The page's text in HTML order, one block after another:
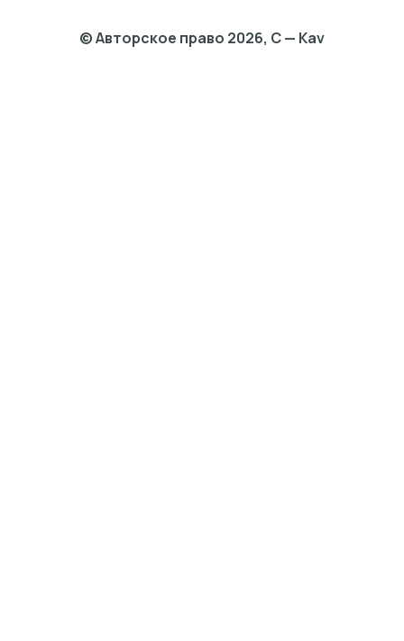
© Авторское право 2026, C — Kav